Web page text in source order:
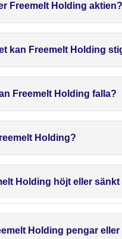
Freemelt Holding aktien?
kan Freemelt Holding
Freemelt Holding falla?
Holding?
Holding höjt eller
Holding pengar eller